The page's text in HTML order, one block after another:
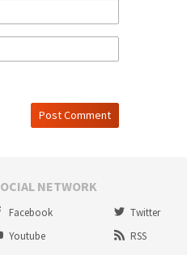
NETWORK
Facebook Twitter
Youtube
RSS